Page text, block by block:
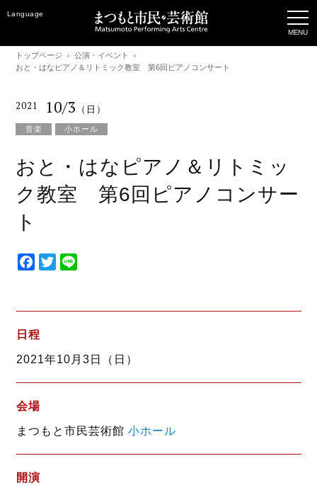
Language
トップページ
公演・イベント
おと・はなピアノ＆リトミック教室 第6回ピアノコンサート
2021 10/3 （日）
音楽 小ホール
おと・はなピアノ＆リトミッ
ク教室 第6回ピアノコンサー
ト
F
e
b
o
k
T
t
r
e
日程
2021年10月3日（日）
会場
まつもと市民芸術館 小ホール
開演